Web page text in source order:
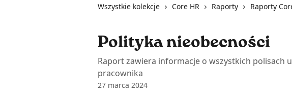
Wszystkie kolekcje Core HR Raporty Raporty
Polityka nieobecności
Raport zawiera informacje o wszystkich polisach
pracownika
27 marca 2024